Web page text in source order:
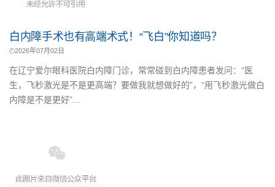
白内障手术也有高端术式！“飞白”你知道吗？
2026年07月02日
在辽宁爱尔眼科医院白内障门诊，常常碰到白内障患者发问：“医
生，飞秒激光是不是更高端？要做我就想做好的”，“用飞秒激光做白
内障是不是更好”...